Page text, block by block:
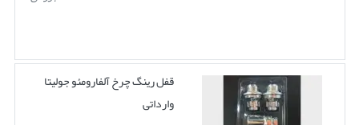
قفل رینگ چرخ آلفارومئو جولیتا
وارداتی